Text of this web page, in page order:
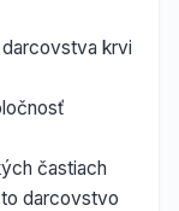
krvi
častiach
darcovstvo